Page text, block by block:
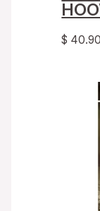
$